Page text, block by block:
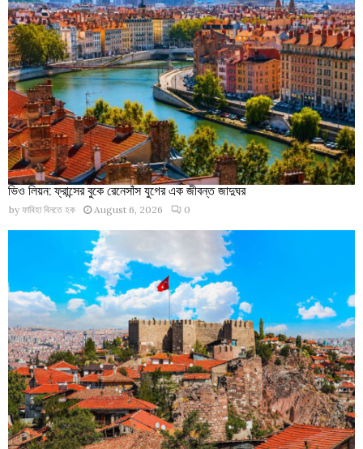
ভিও লিয়ন: ফ্রান্সের বুকে রেনেসাঁস যুগের এক জীবন্ত জাদুঘর
by ফাবিহা বিনতে হক August 6, 2026 0